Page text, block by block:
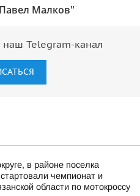
Малков"
наш Telegram-канал
в районе поселка
чемпионат и
области по мотокроссу